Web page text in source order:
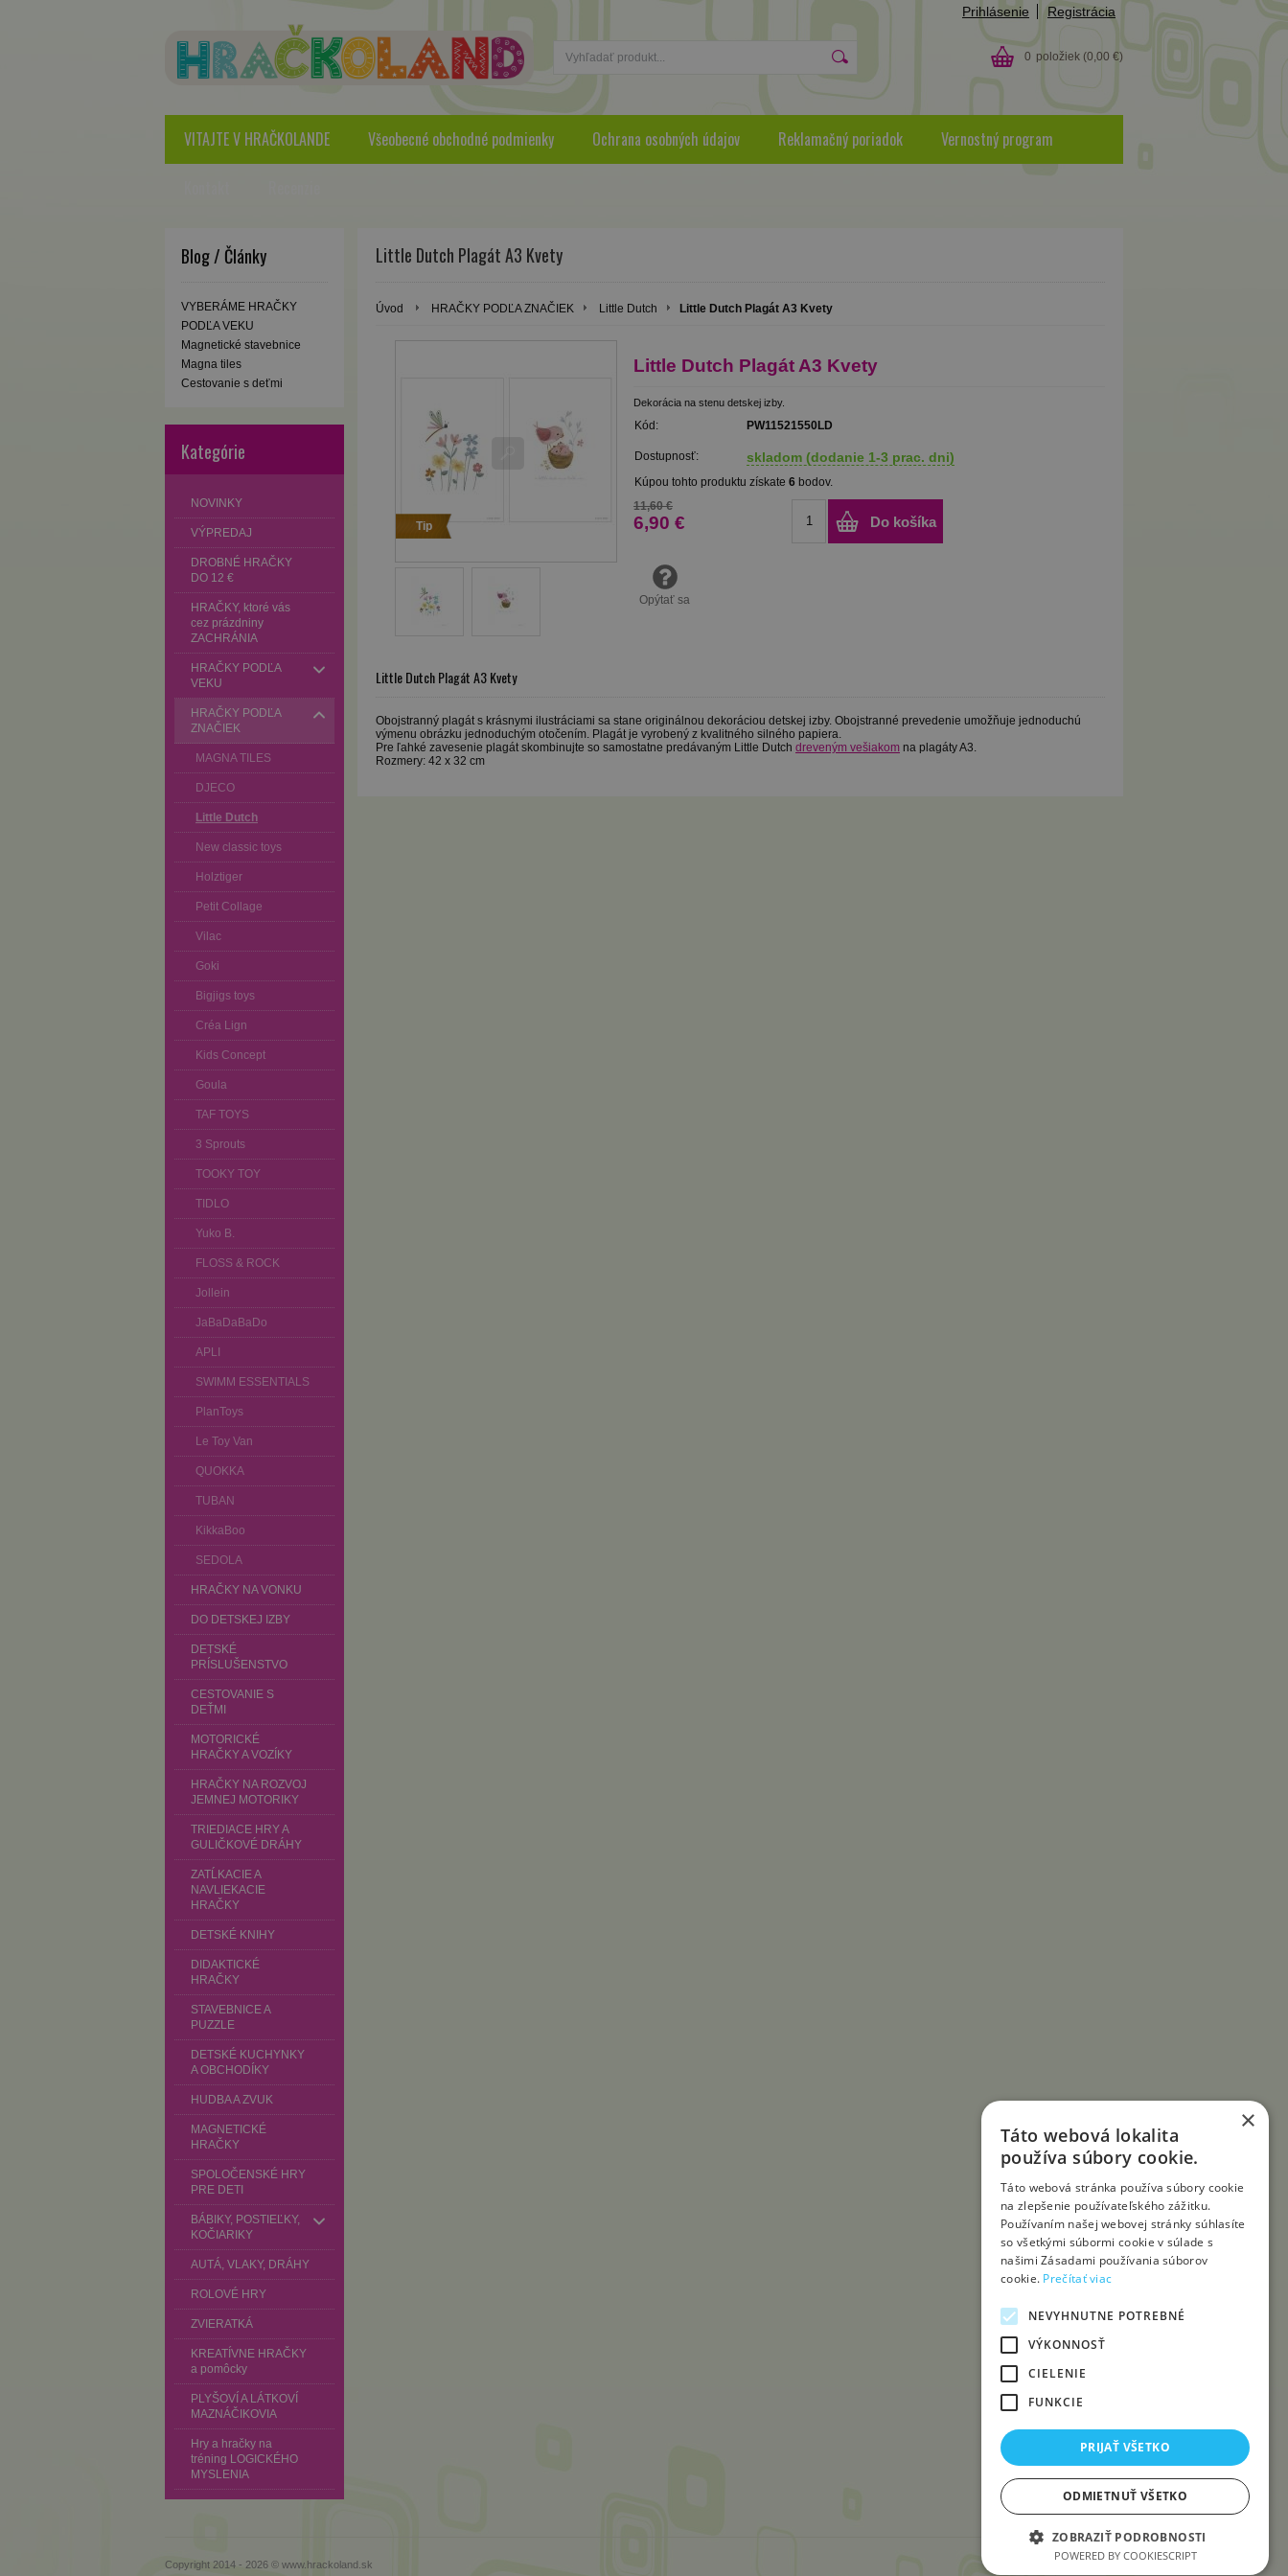
Prihlásenie Registrácia
0 položiek (0,00 €)
VITAJTE V HRAČKOLANDE Všeobecné obchodné podmienky Ochrana osobných údajov Reklamačný poriadok Vernostný program
Blog / Články
VYBERÁME HRAČKY
PODĽA VEKU
Magnetické stavebnice
Magna tiles
Cestovanie s deťmi
Kategórie
NOVINKY
VÝPREDAJ
DROBNÉ HRAČKY
DO 12 €
HRAČKY, ktoré vás
cez prázdniny
ZACHRÁNIA
HRAČKY PODĽA
VEKU
HRAČKY PODĽA
ZNAČIEK
MAGNA TILES
DJECO
Little Dutch
New classic toys
Holztiger
Petit Collage
Vilac
Goki
Bigjigs toys
Créa Lign
Kids Concept
Goula
TAF TOYS
3 Sprouts
TOOKY TOY
TIDLO
Yuko B.
FLOSS & ROCK
Jollein
JaBaDaBaDo
APLI
SWIMM ESSENTIALS
PlanToys
Le Toy Van
QUOKKA
TUBAN
KikkaBoo
SEDOLA
HRAČKY NA VONKU
DO DETSKEJ IZBY
DETSKÉ
PRÍSLUŠENSTVO
CESTOVANIE S
DEŤMI
MOTORICKÉ
HRAČKY A VOZÍKY
HRAČKY NA ROZVOJ
JEMNEJ MOTORIKY
TRIEDIACE HRY A
GULIČKOVÉ DRÁHY
ZATĹKACIE A
NAVLIEKACIE
HRAČKY
DETSKÉ KNIHY
DIDAKTICKÉ
HRAČKY
STAVEBNICE A
PUZZLE
DETSKÉ KUCHYNKY
A OBCHODÍKY
HUDBA A ZVUK
MAGNETICKÉ
HRAČKY
SPOLOČENSKÉ HRY
PRE DETI
BÁBIKY, POSTIEĽKY,
KOČIARIKY
AUTÁ, VLAKY, DRÁHY
ROLOVÉ HRY
ZVIERATKÁ
KREATÍVNE HRAČKY
a pomôcky
PLYŠOVÍ A LÁTKOVÍ
MAZNÁČIKOVIA
Hry a hračky na
tréning LOGICKÉHO
MYSLENIA
Little Dutch Plagát A3 Kvety
Úvod HRAČKY PODĽA ZNAČIEK Little Dutch Little Dutch Plagát A3 Kvety
Tip
Little Dutch Plagát A3 Kvety
Dekorácia na stenu detskej izby.
Kód: PW11521550LD
Dostupnosť: skladom (dodanie 1-3 prac. dni)
Kúpou tohto produktu získate 6 bodov.
11,60 €
6,90 € Do košíka
Opýtať sa
Little Dutch Plagát A3 Kvety
Obojstranný plagát s krásnymi ilustráciami sa stane originálnou dekoráciou detskej izby. Obojstranné prevedenie umožňuje jednoduchú
výmenu obrázku jednoduchým otočením. Plagát je vyrobený z kvalitného silného papiera.
Pre ľahké zavesenie plagát skombinujte so samostatne predávaným Little Dutch dreveným vešiakom na plagáty A3.
Rozmery: 42 x 32 cm
Copyright 2014 - 2026 © www.hrackoland.sk
×
Táto webová lokalita
používa súbory cookie.
Táto webová stránka používa súbory cookie
na zlepšenie používateľského zážitku.
Používaním našej webovej stránky súhlasíte
so všetkými súbormi cookie v súlade s
našimi Zásadami používania súborov
cookie. Prečítať viac
NEVYHNUTNE POTREBNÉ
VÝKONNOSŤ
CIELENIE
FUNKCIE
PRIJAŤ VŠETKO
ODMIETNUŤ VŠETKO
ZOBRAZIŤ PODROBNOSTI
POWERED BY COOKIESCRIPT